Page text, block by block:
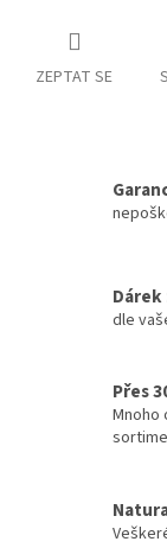
ZEPTAT SE
dle
Přes
Mnoho